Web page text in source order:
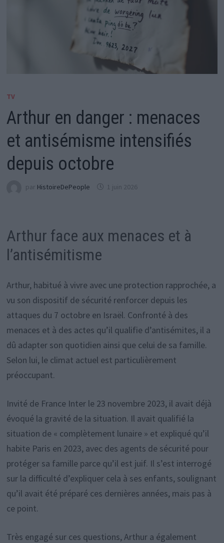
TV
Arthur en danger : menaces
et antisémisme intensifiés
depuis octobre
par HistoireDePeople 1 juin 2026
Arthur face aux menaces et à
l’antisémitisme
Arthur, habitué à vivre avec une protection rapprochée, a
vu son dispositif de sécurité renforcer depuis les
attaques du 7 octobre en Israël. Confronté à des
menaces et à des actes qu’il qualifie d’antisémites, il a
dû adapter son quotidien ainsi que celui de sa famille.
Selon lui, le climat actuel est particulièrement
préoccupant.
Invité de France Inter le 23 novembre 2023, il avait déjà
évoqué la gravité de la situation. Il avait qualifié la
situation de « complètement lunaire » et expliqué qu’il
habite Paris en 2023, avec des agents de sécurité pour
protéger sa famille parce qu’il est juif. Il s’est interrogé
sur la difficulté d’expliquer cela à ses enfants, soulignant
qu’il avait été préparé ces dernières années, mais pas à
ce point.
Très engagé sur ces questions, Arthur a également